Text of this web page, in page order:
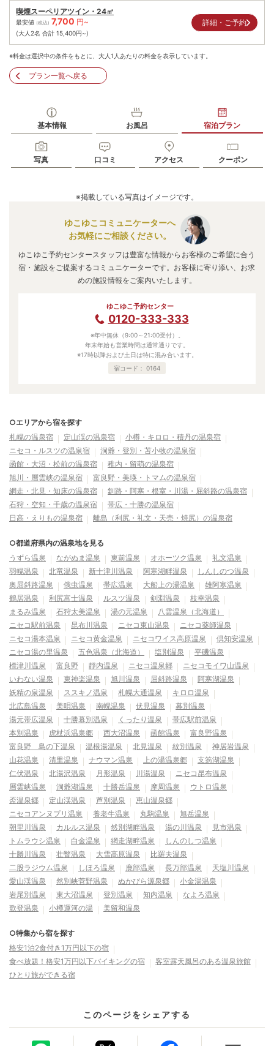
喫煙スーペリアツイン・24㎡
最安値 (税込) 7,700 円~
(大人2名 合計 15,400円~)
詳細・ご予約
※料金は選択中の条件をもとに、大人1人あたりの料金を表示しています。
プラン一覧へ戻る
基本情報 お風呂 宿泊プラン
写真 口コミ アクセス クーポン
※掲載している写真はイメージです。
ゆこゆこコミュニケーターへ
お気軽にご相談ください。
ゆこゆこ予約センタースタッフは豊富な情報からお客様のご希望に合う
宿・施設をご提案するコミュニケーターです。お客様に寄り添い、お求
めの施設情報をご案内いたします。
ゆこゆこ予約センター
0120-333-333
※年中無休（9:00～21:00受付）。
年末年始も営業時間は通常通りです。
※17時以降および土日は特に混み合います。
宿コード： 0164
○エリアから宿を探す
札幌の温泉宿
定山渓の温泉宿
小樽・キロロ・積丹の温泉宿
ニセコ・ルスツの温泉宿
洞爺・登別・苫小牧の温泉宿
函館・大沼・松前の温泉宿
稚内・留萌の温泉宿
旭川・層雲峡の温泉宿
富良野・美瑛・トマムの温泉宿
網走・北見・知床の温泉宿
釧路・阿寒・根室・川湯・屈斜路の温泉宿
石狩・空知・千歳の温泉宿
帯広・十勝の温泉宿
日高・えりもの温泉宿
離島（利尻・礼文・天売・焼尻）の温泉宿
○都道府県内の温泉地を見る
うずら温泉
ながぬま温泉 東前温泉 オホーツク温泉
礼文温泉
羽幌温泉
北竜温泉 新十津川温泉 阿寒湖畔温泉
しんしのつ温泉
奥屈斜路温泉
俄虫温泉 帯広温泉 大船上の湯温泉
雄阿寒温泉
鶴居温泉
利尻富士温泉 ルスツ温泉 剣淵温泉
枝幸温泉
まるみ温泉
石狩太美温泉 湯の元温泉
八雲温泉（北海道）
ニセコ駅前温泉
昆布川温泉 ニセコ東山温泉
ニセコ薬師温泉
ニセコ湯本温泉
ニセコ黄金温泉 ニセコワイス高原温泉
倶知安温泉
ニセコ湯の里温泉
五色温泉（北海道） 塩別温泉
平磯温泉
標津川温泉
富良野 靜内温泉 ニセコ温泉郷
ニセコモイワ山温泉
いわない温泉
東神楽温泉 旭川温泉 屈斜路温泉
阿寒湖温泉
妖精の泉温泉
ススキノ温泉 札幌大通温泉
キロロ温泉
北広島温泉
美唄温泉 南幌温泉 伏見温泉
幕別温泉
湯元帯広温泉
十勝幕別温泉 くったり温泉
帯広駅前温泉
本別温泉
虎杖浜温泉郷 西大沼温泉 函館温泉
富良野温泉
富良野 島の下温泉
温根湯温泉 北見温泉 紋別温泉
神居岩温泉
山花温泉
清里温泉 ナウマン温泉 上の湯温泉郷
支笏湖温泉
仁伏温泉
北湯沢温泉 月形温泉 川湯温泉
ニセコ昆布温泉
層雲峡温泉
洞爺湖温泉 十勝岳温泉 摩周温泉
ウトロ温泉
盃温泉郷
定山渓温泉 芦別温泉
恵山温泉郷
ニセコアンヌプリ温泉
養老牛温泉 丸駒温泉
旭岳温泉
朝里川温泉
カルルス温泉 然別湖畔温泉 湯の川温泉
見市温泉
トムラウシ温泉
白金温泉 網走湖畔温泉
しんのしつ温泉
十勝川温泉
壮瞥温泉 大雪高原温泉
比羅夫温泉
二股ラジウム温泉
しほろ温泉 鹿部温泉 長万部温泉
天塩川温泉
愛山渓温泉
然別峡菅野温泉 ぬかびら源泉郷
小金湯温泉
岩尾別温泉
東大沼温泉 登別温泉 知内温泉
なよろ温泉
歌登温泉
小樽運河の湯 美留和温泉
○特集から宿を探す
格安1泊2食付き1万円以下の宿
食べ放題！格安1万円以下バイキングの宿
客室露天風呂のある温泉旅館
ひとり旅ができる宿
このページをシェアする